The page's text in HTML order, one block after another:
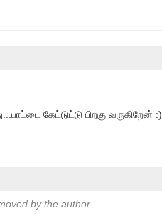
கேட்டுட்டு பிறகு வருகிறேன் :)
by the author.